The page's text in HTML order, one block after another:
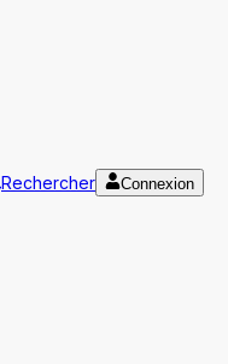
Rechercher
Connexion